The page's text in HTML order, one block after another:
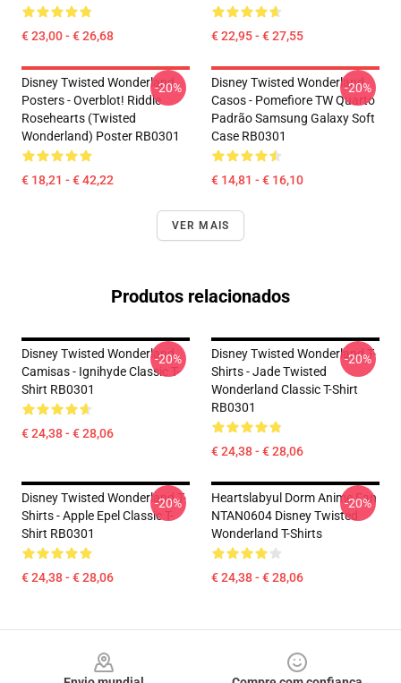
€ 23,00 - € 26,68 € 22,95 - € 27,55
Disney Twisted Wonderland
Posters - Overblot! Riddle
Rosehearts (Twisted
Wonderland) Poster RB0301
€ 18,21 - € 42,22
-20%
Disney Twisted Wonderland
Casos - Pomefiore TW Quarto
Padrão Samsung Galaxy Soft
Case RB0301
€ 14,81 - € 16,10
-20%
VER MAIS
Produtos relacionados
Disney Twisted Wonderland
Camisas - Ignihyde Classic T-
Shirt RB0301
€ 24,38 - € 28,06
-20%
Disney Twisted Wonderland T-
Shirts - Jade Twisted
Wonderland Classic T-Shirt
RB0301
€ 24,38 - € 28,06
-20%
Disney Twisted Wonderland T-
Shirts - Apple Epel Classic T-
Shirt RB0301
€ 24,38 - € 28,06
-20%
Heartslabyul Dorm Anime Fan
NTAN0604 Disney Twisted
Wonderland T-Shirts
€ 24,38 - € 28,06
-20%